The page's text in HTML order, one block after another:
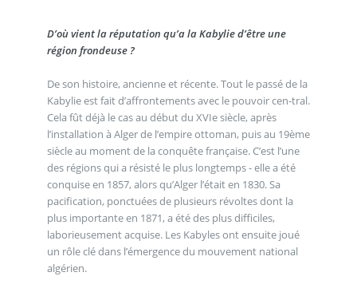
D’où vient la réputation qu’a la Kabylie d’être une
région frondeuse ?
De son histoire, ancienne et récente. Tout le passé de la
Kabylie est fait d’affrontements avec le pouvoir cen-tral.
Cela fût déjà le cas au début du XVIe siècle, après
l’installation à Alger de l’empire ottoman, puis au 19ème
siècle au moment de la conquête française. C’est l’une
des régions qui a résisté le plus longtemps - elle a été
conquise en 1857, alors qu’Alger l’était en 1830. Sa
pacification, ponctuées de plusieurs révoltes dont la
plus importante en 1871, a été des plus difficiles,
laborieusement acquise. Les Kabyles ont ensuite joué
un rôle clé dans l’émergence du mouvement national
algérien.